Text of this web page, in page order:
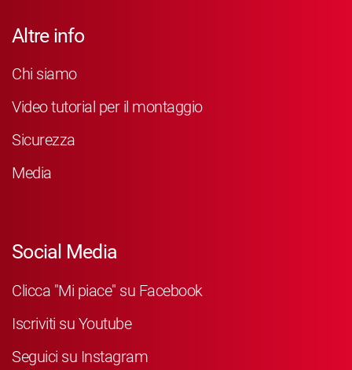
Altre info
Chi siamo
Video tutorial per il montaggio
Sicurezza
Media
Social Media
Clicca "Mi piace" su Facebook
Iscriviti su Youtube
Seguici su Instagram